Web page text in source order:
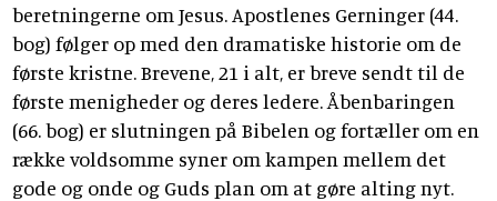
beretningerne om Jesus. Apostlenes Gerninger (44.
bog) følger op med den dramatiske historie om de
første kristne. Brevene, 21 i alt, er breve sendt til de
første menigheder og deres ledere. Åbenbaringen
(66. bog) er slutningen på Bibelen og fortæller om en
række voldsomme syner om kampen mellem det
gode og onde og Guds plan om at gøre alting nyt.